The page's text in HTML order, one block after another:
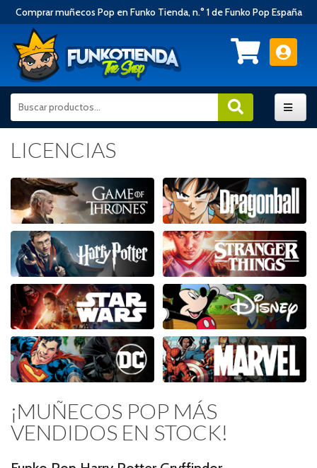
Comprar muñecos Pop en Funko Tienda, n.° 1 de Funko Pop España
LICENCIAS
¡MUÑECOS POP MÁS
VENDIDOS EN STOCK!